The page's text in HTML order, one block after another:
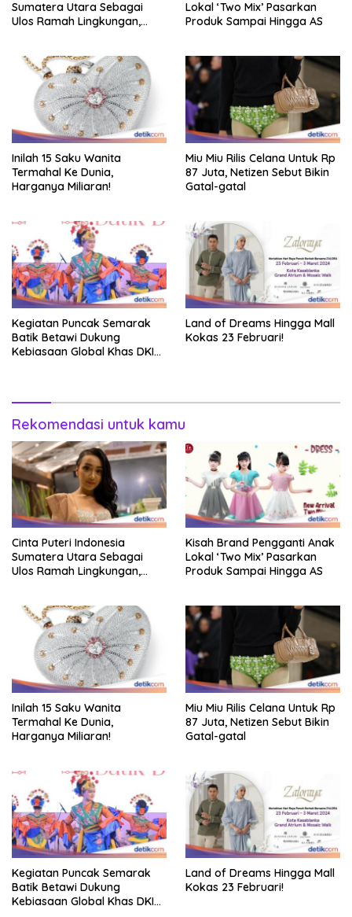
Sumatera Utara Sebagai
Ulos Ramah Lingkungan,
Lokal ‘Two Mix’ Pasarkan
Produk Sampai Hingga AS
Inilah 15 Saku Wanita
Termahal Ke Dunia,
Harganya Miliaran!
Miu Miu Rilis Celana Untuk Rp
87 Juta, Netizen Sebut Bikin
Gatal-gatal
Kegiatan Puncak Semarak
Batik Betawi Dukung
Kebiasaan Global Khas DKI
Land of Dreams Hingga Mall
Kokas 23 Februari!
Rekomendasi untuk kamu
Cinta Puteri Indonesia
Sumatera Utara Sebagai
Ulos Ramah Lingkungan,
Kisah Brand Pengganti Anak
Lokal ‘Two Mix’ Pasarkan
Produk Sampai Hingga AS
Inilah 15 Saku Wanita
Termahal Ke Dunia,
Harganya Miliaran!
Miu Miu Rilis Celana Untuk Rp
87 Juta, Netizen Sebut Bikin
Gatal-gatal
Kegiatan Puncak Semarak
Batik Betawi Dukung
Kebiasaan Global Khas DKI
Land of Dreams Hingga Mall
Kokas 23 Februari!